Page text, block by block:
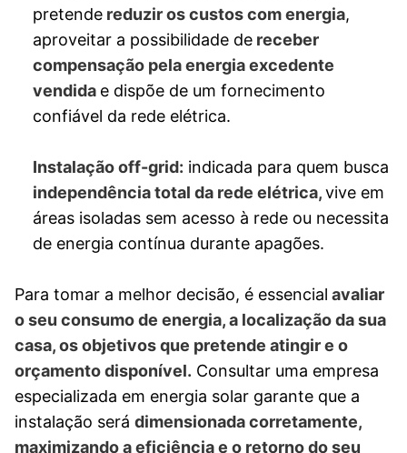
pretende reduzir os custos com energia,
aproveitar a possibilidade de receber
compensação pela energia excedente
vendida e dispõe de um fornecimento
confiável da rede elétrica.
Instalação off-grid: indicada para quem busca
independência total da rede elétrica,vive em
áreas isoladas sem acesso à rede ou necessita
de energia contínua durante apagões.
Para tomar a melhor decisão, é essencial avaliar
o seu consumo de energia, a localização da sua
casa, os objetivos que pretende atingir e o
orçamento disponível. Consultar uma empresa
especializada em energia solar garante que a
instalação será dimensionada corretamente,
maximizando a eficiência e o retorno do seu